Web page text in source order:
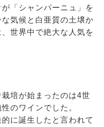
「シャンパーニュ」を
気候と白亜質の土壌か
世界中で絶大な人気を
培が始まったのは4世
のワインでした。
に誕生したと言われて